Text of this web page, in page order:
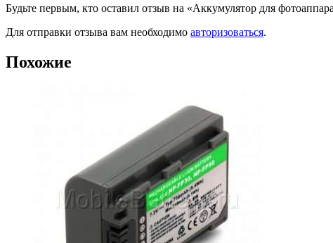
Будьте первым, кто оставил отзыв на «Аккумулятор для
Для отправки отзыва вам необходимо авторизоваться.
Похожие